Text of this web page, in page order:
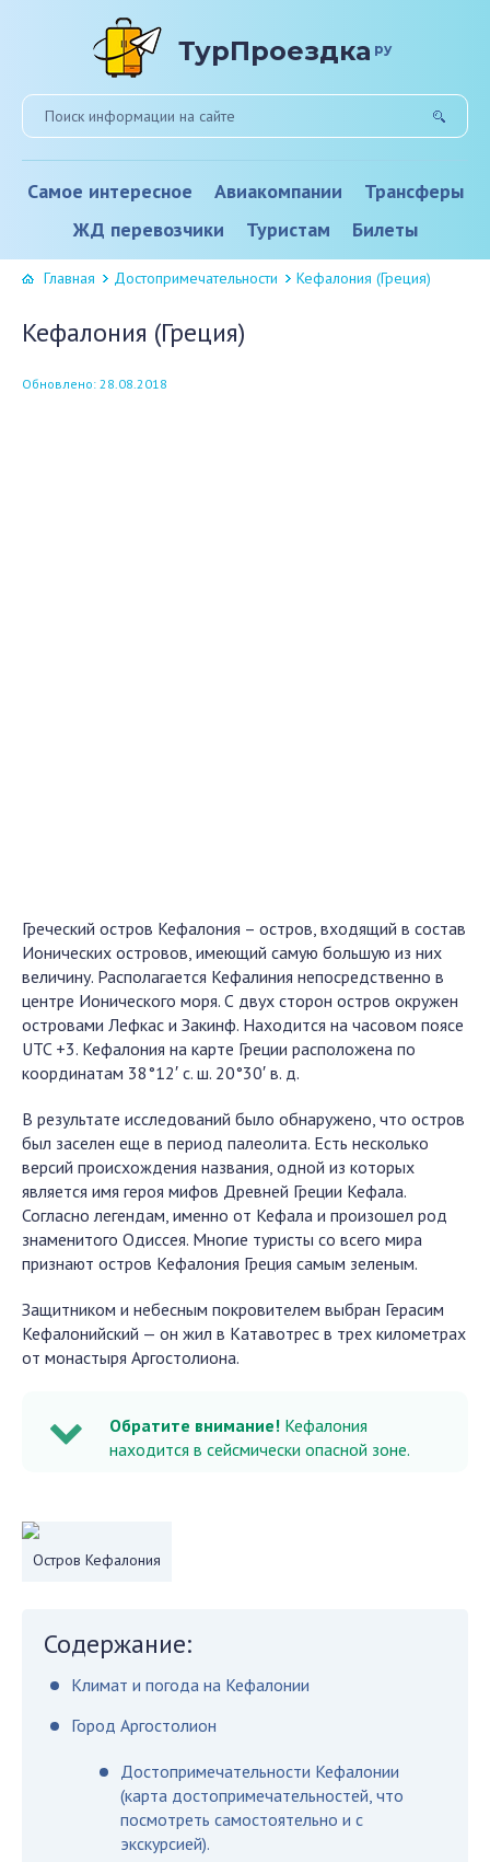
ТурПроездка ру
Самое интересное Авиакомпании
Трансферы
ЖД перевозчики
Туристам Билеты
Главная Достопримечательности Кефалония (Греция)
Кефалония (Греция)
Обновлено: 28.08.2018
Греческий остров Кефалония – остров, входящий в состав
Ионических островов, имеющий самую большую из них
величину. Располагается Кефалиния непосредственно в
центре Ионического моря. С двух сторон остров окружен
островами Лефкас и Закинф. Находится на часовом поясе
UTC +3. Кефалония на карте Греции расположена по
координатам 38°12′ с. ш. 20°30′ в. д.
В результате исследований было обнаружено, что остров
был заселен еще в период палеолита. Есть несколько
версий происхождения названия, одной из которых
является имя героя мифов Древней Греции Кефала.
Согласно легендам, именно от Кефала и произошел род
знаменитого Одиссея. Многие туристы со всего мира
признают остров Кефалония Греция самым зеленым.
Защитником и небесным покровителем выбран Герасим
Кефалонийский — он жил в Катавотрес в трех километрах
от монастыря Аргостолиона.
Обратите внимание! Кефалония
находится в сейсмически опасной зоне.
Остров Кефалония
Содержание:
Климат и погода на Кефалонии
Город Аргостолион
Достопримечательности Кефалонии
(карта достопримечательностей, что
посмотреть самостоятельно и с
экскурсией).